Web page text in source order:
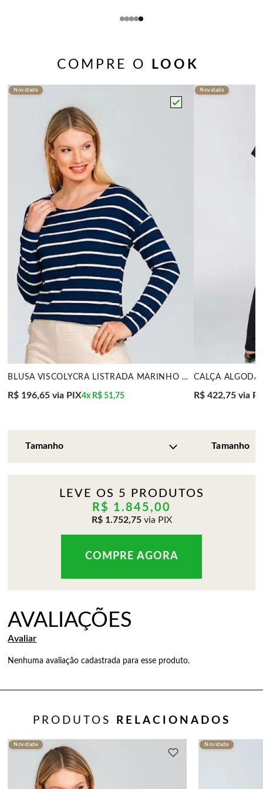
COMPRE O LOOK
Novidade
BLUSA VISCOLYCRA LISTRADA MARINHO MIRA VEST
R$ 196,65 via PIX4x R$ 51,75
Novidade
R$ 422,75 via
LEVE OS 5 PRODUTOS
R$ 1.845,00
R$ 1.752,75via PIX
Nenhuma avaliação cadastrada para esse produto.
PRODUTOS RELACIONADOS
Novidade Novidade